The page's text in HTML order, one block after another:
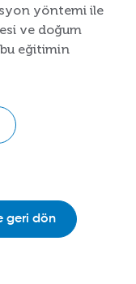
yöntemi ile
ve doğum
eğitimin
geri dön